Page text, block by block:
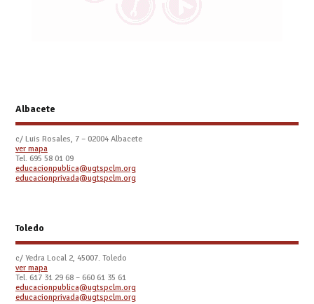
Albacete
c/ Luis Rosales, 7 – 02004 Albacete
ver mapa
Tel. 695 58 01 09
educacionpublica@ugtspclm.org
educacionprivada@ugtspclm.org
Toledo
c/ Yedra Local 2, 45007. Toledo
ver mapa
Tel. 617 31 29 68 – 660 61 35 61
educacionpublica@ugtspclm.org
educacionprivada@ugtspclm.org